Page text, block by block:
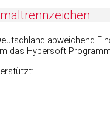
abweichend
das Hypersoft